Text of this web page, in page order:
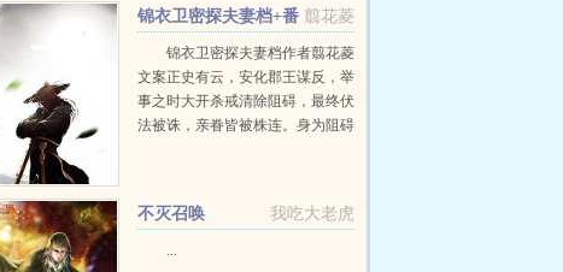
翦花菱
锦衣卫密探夫妻档+番
锦衣卫密探夫妻档作者翦花菱
文案正史有云，安化郡王谋反，举
事之时大开杀戒清除阻碍，最终伏
法被诛，亲眷皆被株连。身为阻碍
银票都缝在我...
我吃大老虎
不灭召唤
...